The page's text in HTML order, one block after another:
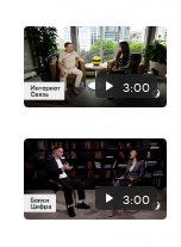
3:00
3:00